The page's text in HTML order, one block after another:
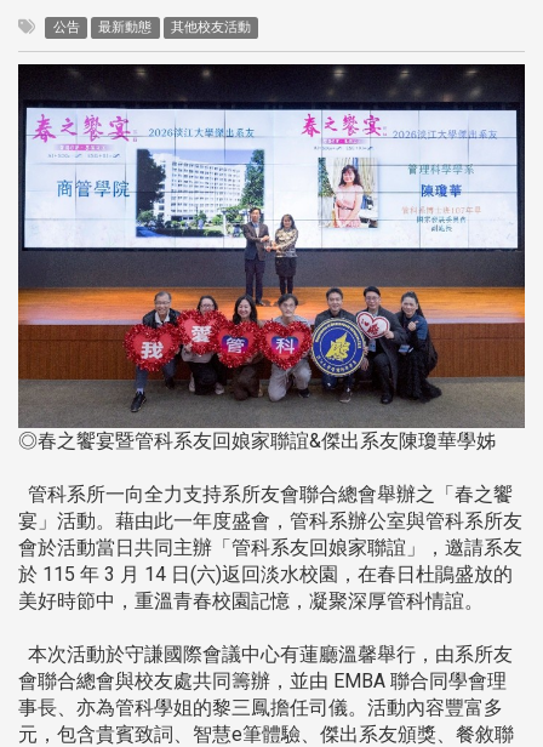
公告 最新動態 其他校友活動
◎春之饗宴暨管科系友回娘家聯誼&傑出系友陳瓊華學姊
管科系所一向全力支持系所友會聯合總會舉辦之「春之饗
宴」活動。藉由此一年度盛會，管科系辦公室與管科系所友
會於活動當日共同主辦「管科系友回娘家聯誼」，邀請系友
於 115 年 3 月 14 日(六)返回淡水校園，在春日杜鵑盛放的
美好時節中，重溫青春校園記憶，凝聚深厚管科情誼。
本次活動於守謙國際會議中心有蓮廳溫馨舉行，由系所友
會聯合總會與校友處共同籌辦，並由 EMBA 聯合同學會理
事長、亦為管科學姐的黎三鳳擔任司儀。活動內容豐富多
元，包含貴賓致詞、智慧e筆體驗、傑出系友頒獎、餐敘聯